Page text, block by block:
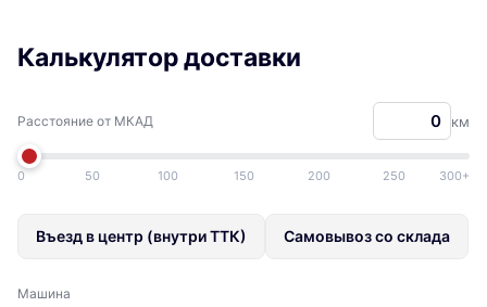
Калькулятор доставки
Расстояние от МКАД км
0 50 100 150 200 250 300+
Въезд в центр (внутри ТТК) Самовывоз со склада
Машина